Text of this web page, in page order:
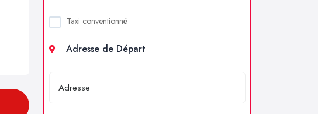
Taxi conventionné
Adresse de Départ